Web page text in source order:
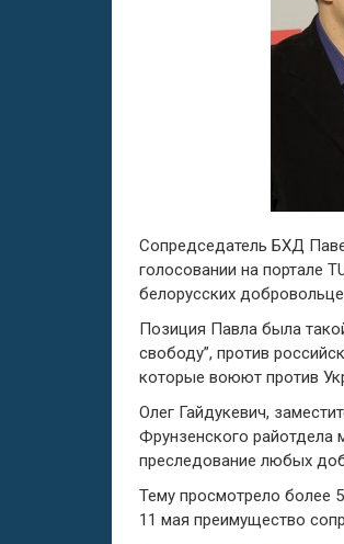
Сопредседатель БХД
голосовании на портале
белорусских
Позиция Павла была
свободу”, против
которые воюют против
Олег Гайдукевич,
Фрунзенского райотдела
преследование любых
Тему просмотрело более
11 мая преимущество